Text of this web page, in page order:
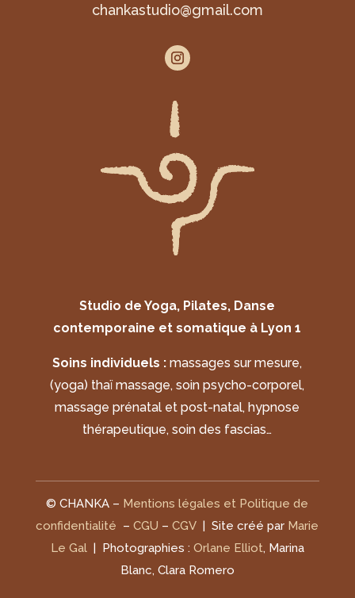
chankastudio@gmail.com
Studio de Yoga, Pilates, Danse
contemporaine et somatique à Lyon 1
Soins individuels :massages sur mesure,
(yoga) thaï massage, soin psycho-corporel,
massage prénatal et post-natal, hypnose
thérapeutique, soin des fascias…
© CHANKA – Mentions légales et Politique de
confidentialité –CGU –CGV | Site créé par Marie
Le Gal| Photographies : Orlane Elliot, Marina
Blanc, Clara Romero